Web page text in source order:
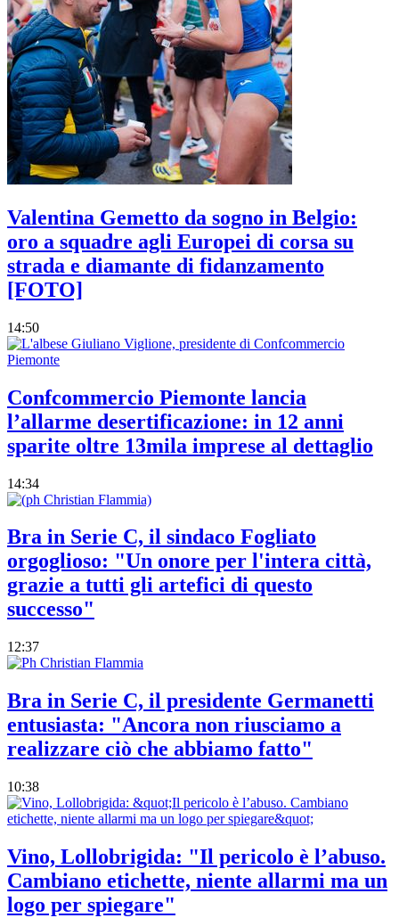
Valentina Gemetto da sogno in Belgio:
oro a squadre agli Europei di corsa su
strada e diamante di fidanzamento
[FOTO]
14:50
Confcommercio Piemonte lancia
l’allarme desertificazione: in 12 anni
sparite oltre 13mila imprese al dettaglio
14:34
Bra in Serie C, il sindaco Fogliato
orgoglioso: "Un onore per l'intera città,
grazie a tutti gli artefici di questo
successo"
12:37
Bra in Serie C, il presidente Germanetti
entusiasta: "Ancora non riusciamo a
realizzare ciò che abbiamo fatto"
10:38
Vino, Lollobrigida: "Il pericolo è l’abuso.
Cambiano etichette, niente allarmi ma un
logo per spiegare"